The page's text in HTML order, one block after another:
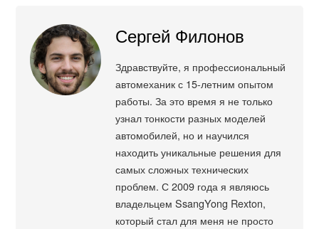
Сергей Филонов
Здравствуйте, я профессиональный
автомеханик с 15-летним опытом
работы. За это время я не только
узнал тонкости разных моделей
автомобилей, но и научился
находить уникальные решения для
самых сложных технических
проблем. С 2009 года я являюсь
владельцем SsangYong Rexton,
который стал для меня не просто